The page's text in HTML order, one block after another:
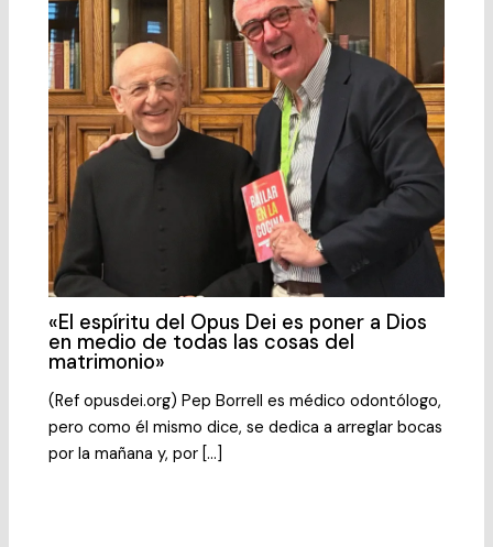
«El espíritu del Opus Dei es poner a Dios
en medio de todas las cosas del
matrimonio»
(Ref opusdei.org) Pep Borrell es médico odontólogo,
pero como él mismo dice, se dedica a arreglar bocas
por la mañana y, por […]